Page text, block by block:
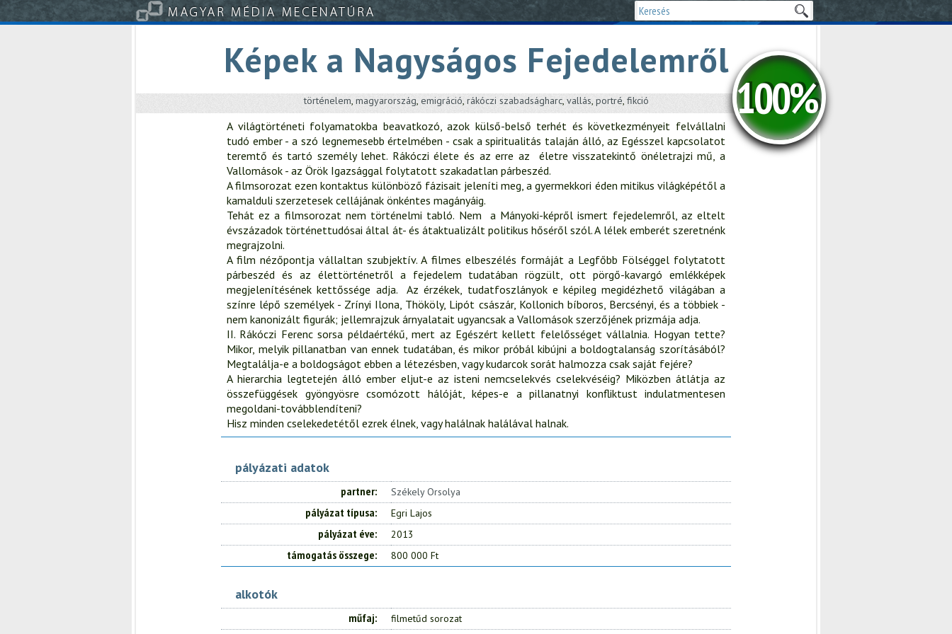
Képek a Nagyságos Fejedelemről
100%
történelem, magyarország, emigráció, rákóczi szabadságharc, vallás, portré, fikció
A világtörténeti folyamatokba beavatkozó, azok külső-belső terhét és következményeit felvállalni
tudó ember - a szó legnemesebb értelmében - csak a spiritualitás talaján álló, az Egésszel kapcsolatot
teremtő és tartó személy lehet. Rákóczi élete és az erre az életre visszatekintő önéletrajzi mű, a
Vallomások - az Örök Igazsággal folytatott szakadatlan párbeszéd.
A filmsorozat ezen kontaktus különböző fázisait jeleníti meg, a gyermekkori éden mitikus világképétől a
kamalduli szerzetesek cellájának önkéntes magányáig.
Tehát ez a filmsorozat nem történelmi tabló. Nem a Mányoki-képről ismert fejedelemről, az eltelt
évszázadok történettudósai által át- és átaktualizált politikus hőséről szól. A lélek emberét szeretnénk
megrajzolni.
A film nézőpontja vállaltan szubjektív. A filmes elbeszélés formáját a Legfőbb Fölséggel folytatott
párbeszéd és az élettörténetről a fejedelem tudatában rögzült, ott pörgő-kavargó emlékképek
megjelenítésének kettőssége adja. Az érzékek, tudatfoszlányok e képileg megidézhető világában a
színre lépő személyek - Zrínyi Ilona, Thököly, Lipót császár, Kollonich bíboros, Bercsényi, és a többiek -
nem kanonizált figurák; jellemrajzuk árnyalatait ugyancsak a Vallomások szerzőjének prizmája adja.
II. Rákóczi Ferenc sorsa példaértékű, mert az Egészért kellett felelősséget vállalnia. Hogyan tette?
Mikor, melyik pillanatban van ennek tudatában, és mikor próbál kibújni a boldogtalanság szorításából?
Megtalálja-e a boldogságot ebben a létezésben, vagy kudarcok sorát halmozza csak saját fejére?
A hierarchia legtetején álló ember eljut-e az isteni nemcselekvés cselekvéséig? Miközben átlátja az
összefüggések gyöngyösre csomózott hálóját, képes-e a pillanatnyi konfliktust indulatmentesen
megoldani-továbblendíteni?
Hisz minden cselekedetétől ezrek élnek, vagy halálnak halálával halnak.
pályázati adatok
partner Székely Orsolya
pályázat típusa Egri Lajos
pályázat éve 2013
támogatás összege 800 000 Ft
alkotók
műfaj filmetűd sorozat